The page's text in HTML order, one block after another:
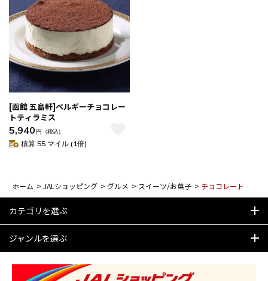
[函館 五島軒]ベルギーチョコレー
トティラミス
5,940 円 （税込）
積算 55 マイル (1倍)
ホーム > JALショッピング > グルメ > スイーツ/お菓子 > チョコレート
カテゴリを選ぶ
ジャンルを選ぶ